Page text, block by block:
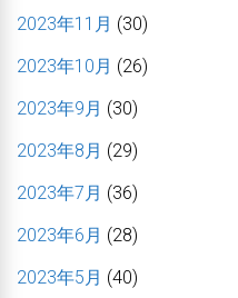
2023年11月 (30)
2023年10月 (26)
2023年9月 (30)
2023年8月 (29)
2023年7月 (36)
2023年6月 (28)
2023年5月 (40)